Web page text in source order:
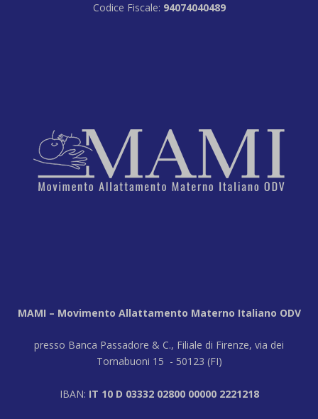
Codice Fiscale: 94074040489
MAMI – Movimento Allattamento Materno Italiano ODV
presso Banca Passadore & C., Filiale di Firenze, via dei
Tornabuoni 15 - 50123 (FI)
IBAN: IT 10 D 03332 02800 00000 2221218